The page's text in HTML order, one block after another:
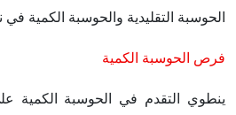
الحوسبة التقليدية والحوسبة الكمية
فرص الحوسبة الكمية
ينطوي التقدم في الحوسبة